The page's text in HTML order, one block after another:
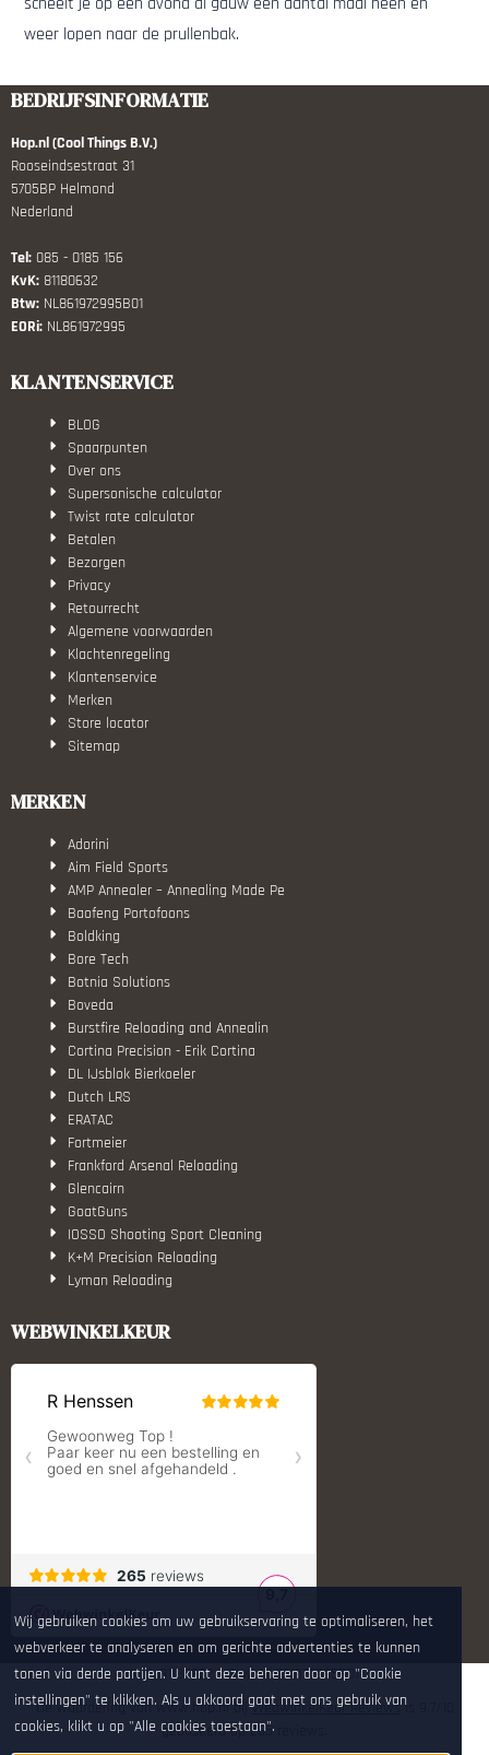
weer lopen naar de prullenbak.
BEDRIJFSINFORMATIE
Hop.nl (Cool Things B.V.)
Rooseindsestraat 31
5705BP Helmond
Nederland
Tel: 085 - 0185 156
KvK: 81180632
Btw: NL861972995B01
EORi: NL861972995
KLANTENSERVICE
BLOG
Spaarpunten
Over ons
Supersonische calculator
Twist rate calculator
Betalen
Bezorgen
Privacy
Retourrecht
Algemene voorwaarden
Klachtenregeling
Klantenservice
Merken
Store locator
Sitemap
MERKEN
Adorini
Aim Field Sports
AMP Annealer – Annealing Made Pe
Baofeng Portofoons
Boldking
Bore Tech
Botnia Solutions
Boveda
Burstfire Reloading and Annealin
Cortina Precision - Erik Cortina
DL IJsblok Bierkoeler
Dutch LRS
ERATAC
Fortmeier
Frankford Arsenal Reloading
Glencairn
GoatGuns
IOSSO Shooting Sport Cleaning
K+M Precision Reloading
Lyman Reloading
Monstrum Tactical
S.T. Dupont
Shooters Global
Shooting Technology - Reloading
Tier One Bipods
Ugly Reloading - Derraco Enginee
Vortex Optics
Zippo
WEBWINKELKEUR
KvK: 81180632 - Btw: NL861972995B01
De waardering van www.hop.nl bijWebwinkelKeur Reviewsis 9.7/10
gebaseerd op 265 reviews.
Wij gebruiken cookies om uw gebruikservaring te optimaliseren, het
webverkeer te analyseren en om gerichte advertenties te kunnen
tonen via derde partijen. U kunt deze beheren door op "Cookie
instellingen" te klikken. Als u akkoord gaat met ons gebruik van
cookies, klikt u op "Alle cookies toestaan".